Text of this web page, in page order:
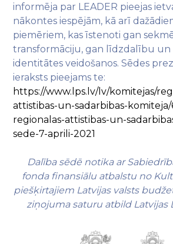
informēja par LEADER pieejas
nākontes iespējām, kā arī
piemēriem, kas īstenoti gan
transformāciju, gan līdzdalību un
identitātes veidošanos. Sēdes
ieraksts pieejams te:
https://www.lps.lv/lv/komitejas/
attistibas-un-sadarbibas-komiteja/
regionalas-attistibas-un-
sede-7-aprili-2021
Dalība sēdē notika ar
fonda finansiālu atbalstu no
piešķirtajiem Latvijas valsts
ziņojuma saturu atbild Latvijas